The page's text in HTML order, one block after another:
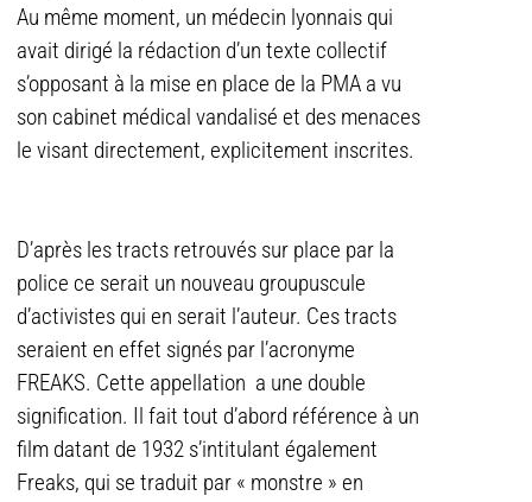
Au même moment, un médecin lyonnais qui
avait dirigé la rédaction d’un texte collectif
s’opposant à la mise en place de la PMA a vu
son cabinet médical vandalisé et des menaces
le visant directement, explicitement inscrites.
D’après les tracts retrouvés sur place par la
police ce serait un nouveau groupuscule
d’activistes qui en serait l’auteur. Ces tracts
seraient en effet signés par l’acronyme
FREAKS. Cette appellation a une double
signification. Il fait tout d’abord référence à un
film datant de 1932 s’intitulant également
Freaks, qui se traduit par « monstre » en